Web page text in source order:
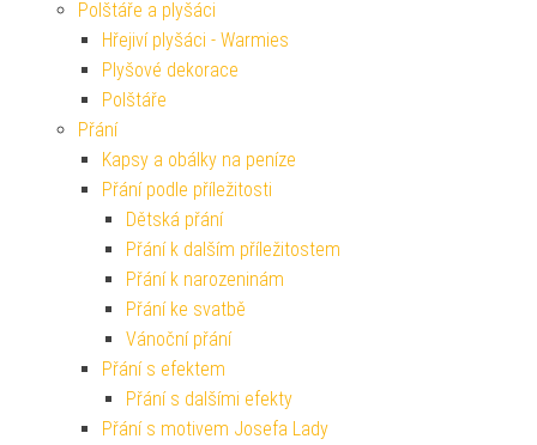
Polštáře a plyšáci
Hřejiví plyšáci - Warmies
Plyšové dekorace
Polštáře
Přání
Kapsy a obálky na peníze
Přání podle příležitosti
Dětská přání
Přání k dalším příležitostem
Přání k narozeninám
Přání ke svatbě
Vánoční přání
Přání s efektem
Přání s dalšími efekty
Přání s motivem Josefa Lady